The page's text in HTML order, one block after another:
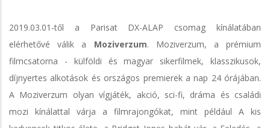
2019.03.01-től a Parisat DX-ALAP csomag kínálatában
elérhetővé válik a Moziverzum. Moziverzum, a prémium
filmcsatorna - külföldi és magyar sikerfilmek, klasszikusok,
díjnyertes alkotások és országos premierek a nap 24 órájában.
A Moziverzum olyan vígjáték, akció, sci-fi, dráma és családi
mozi kínálattal várja a filmrajongókat, mint például A kis